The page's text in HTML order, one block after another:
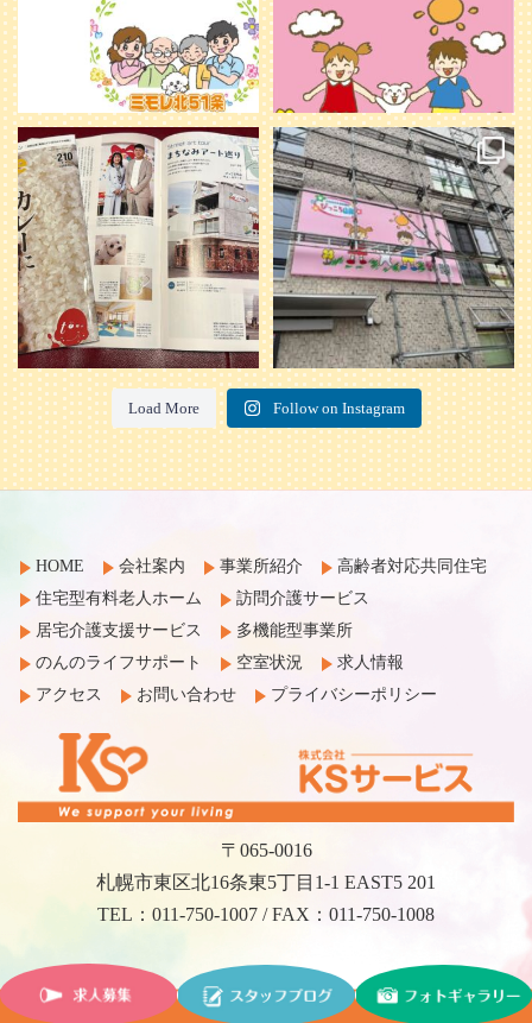
本日発売のオトンvol.210号に掲載さ
れました！...
28 1
『ぴっころ山鼻』オープンに向けて
準備が着々と進んでいます。
皆さんお楽しみに〜
...
26 0
Load More Follow on Instagram
HOME 会社案内 事業所紹介
高齢者対応共同住宅
住宅型有料老人ホーム
訪問介護サービス
居宅介護支援サービス
多機能型事業所
のんのライフサポート
空室状況
求人情報
アクセス
お問い合わせ プライバシーポリシー
〒065-0016
札幌市東区北16条東5丁目1-1 EAST5 201
TEL：011-750-1007 / FAX：011-750-1008
©2017 KS Service